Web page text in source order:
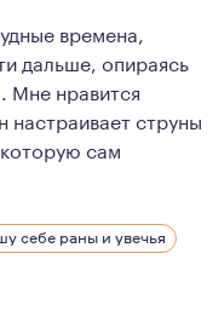
времена,
дальше, опираясь
Мне нравится
настраивает струны
сам
и вообще не верю в
в контакте с
опора, и в своей
себе раны и увечья